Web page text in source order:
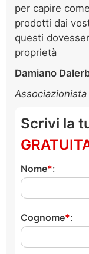
per capire
prodotti dai
questi
proprietà
Damiano
Scrivi la
Nome :
Cognome :